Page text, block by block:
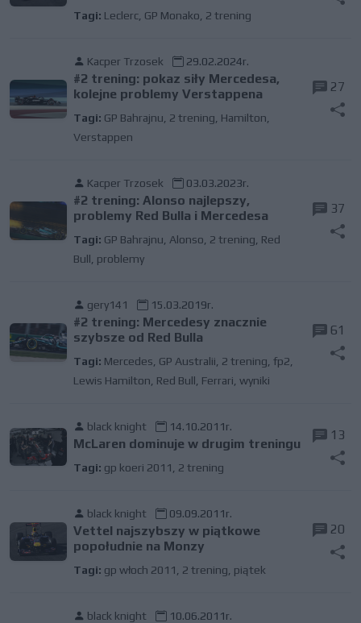
Tagi: Leclerc, GP Monako 2 trening
Kacper Trzosek 29.02.2024r.
#2 trening: pokaz siły Mercedesa,
kolejne problemy Verstappena
Tagi: GP Bahrajnu 2 trening Hamilton
Verstappen
27
Kacper Trzosek 03.03.2023r.
#2 trening: Alonso najlepszy,
problemy Red Bulla i Mercedesa
Tagi: GP Bahrajnu Alonso 2 trening Red
Bull problemy
37
gery141 15.03.2019r.
#2 trening: Mercedesy znacznie
szybsze od Red Bulla
Tagi: Mercedes GP Australii 2 trening fp2
Lewis Hamilton Red Bull Ferrari wyniki
61
black knight 14.10.2011r.
McLaren dominuje w drugim treningu
Tagi: gp koeri 2011 2 trening
13
black knight 09.09.2011r.
Vettel najszybszy w piątkowe
popołudnie na Monzy
Tagi: gp włoch 2011 2 trening piątek
20
black knight 10.06.2011r.